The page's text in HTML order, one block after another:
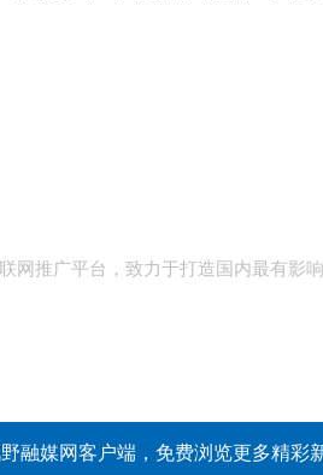
网推广平台，致力于打造国内最有影
融媒网客户端，免费浏览更多精彩